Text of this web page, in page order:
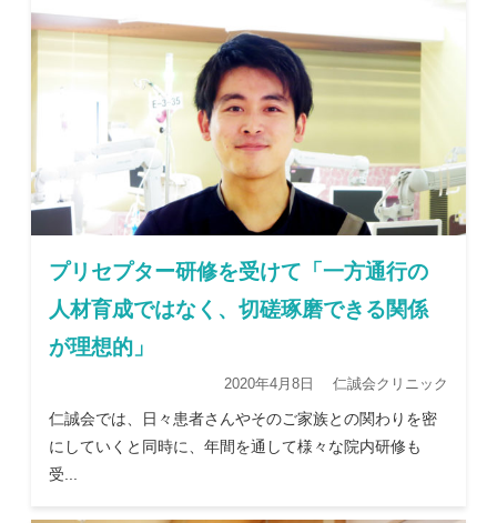
プリセプター研修を受けて「一方通行の
人材育成ではなく、切磋琢磨できる関係
が理想的」
2020年4月8日 仁誠会クリニック
仁誠会では、日々患者さんやそのご家族との関わりを密
にしていくと同時に、年間を通して様々な院内研修も
受...